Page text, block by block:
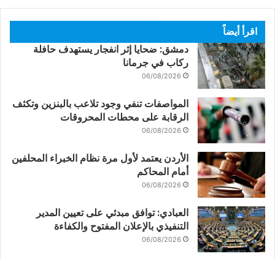
اقرأ أيضاً
دمشق: ضحايا إثر انفجار يستهدف حافلة
ركاب في جرمانا
06/08/2026
المواصفات تنفي وجود تلاعب بالبنزين وتكثف
الرقابة على محطات المحروقات
06/08/2026
الأردن يعتمد لأول مرة نظام الخبراء المحلفين
أمام المحاكم
06/08/2026
العبادي: توافق مبدئي على تعيين المدير
التنفيذي بالإعلان المفتوح والكفاءة
06/08/2026